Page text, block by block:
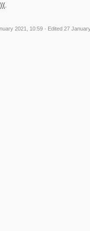
2021, 10:59 · Edited 27